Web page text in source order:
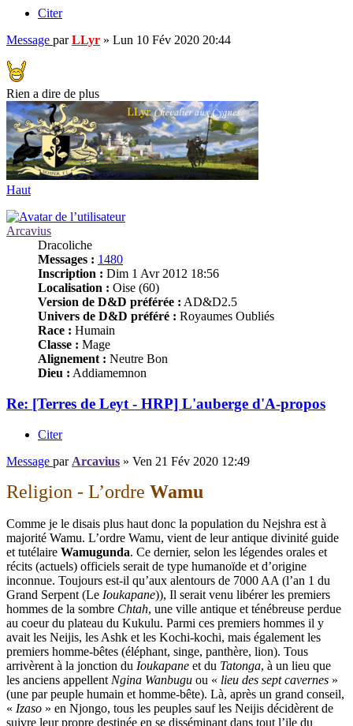
Citer
Message parLLyr » Lun 10 Fév 2020 20:44
Rien a dire de plus
Haut
Arcavius
Dracoliche
Messages : 1480
Inscription : Dim 1 Avr 2012 18:56
Localisation : Oise (60)
Version de D&D préférée : AD&D2.5
Univers de D&D préféré : Royaumes Oubliés
Race : Humain
Classe : Mage
Alignement : Neutre Bon
Dieu : Addiamemnon
Re: [Terres de Leyt - HRP] L'auberge d'A-propos
Citer
Message par Arcavius » Ven 21 Fév 2020 12:49
Religion - L’ordre Wamu
Comme je le disais plus haut donc la population du Nejshra est à
majorité Wamu. L’ordre Wamu, vient de leur antique divinité guide
et tutélaire Wamugunda. Ce dernier, selon les légendes orales et
récits (actuels) officiels serait de type humanoïde et d’origine
inconnue. Toujours est-il qu’aux alentours de 7000 AA (l’an 1 du
Grand Serpent (Le Ioukapane)), Il serait venu libérer les premiers
hommes de la sombre Chtah, une ville antique et ténébreuse perdue
au coeur du plateau du Kukulu. Parmi ces premiers hommes il y
avait les Neijis, les Ashk et les Kochi-kochi, mais également les
premiers homme-bêtes (éléphant, singe, panthère, lion). Tous
arrivèrent à la jonction du Ioukapane et du Tatonga, à un lieu que
les anciens appellent Ngina Wanbugu ou « lieu des sept cavernes »
(une par peuple humain et homme-bête). Là, après un grand conseil,
« Izaso » en Njongo, tous les peuples sauf les Neijis décidèrent de
suivre leur propre destinée en se disséminant dans tout l’ile du